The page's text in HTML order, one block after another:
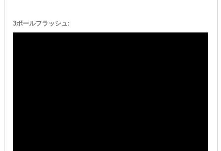
3ボールフラッシュ: